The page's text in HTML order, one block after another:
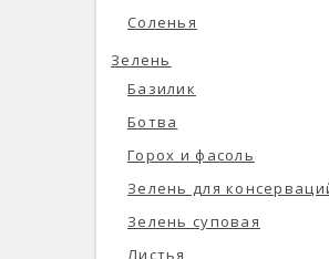
Соленья
Зелень
Базилик
Ботва
Горох и фасоль
Зелень для
Зелень суповая
Листья